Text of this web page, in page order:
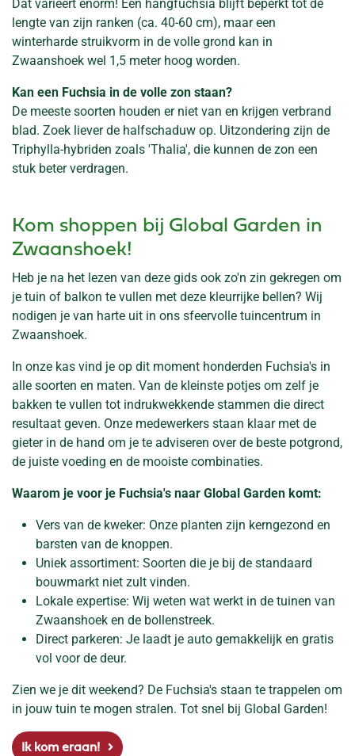
Dat varieert enorm! Een hangfuchsia blijft beperkt tot de
lengte van zijn ranken (ca. 40-60 cm), maar een
winterharde struikvorm in de volle grond kan in
Zwaanshoek wel 1,5 meter hoog worden.
Kan een Fuchsia in de volle zon staan?
De meeste soorten houden er niet van en krijgen verbrand
blad. Zoek liever de halfschaduw op. Uitzondering zijn de
Triphylla-hybriden zoals 'Thalia', die kunnen de zon een
stuk beter verdragen.
Kom shoppen bij Global Garden in
Zwaanshoek!
Heb je na het lezen van deze gids ook zo'n zin gekregen om
je tuin of balkon te vullen met deze kleurrijke bellen? Wij
nodigen je van harte uit in ons sfeervolle tuincentrum in
Zwaanshoek.
In onze kas vind je op dit moment honderden Fuchsia's in
alle soorten en maten. Van de kleinste potjes om zelf je
bakken te vullen tot indrukwekkende stammen die direct
resultaat geven. Onze medewerkers staan klaar met de
gieter in de hand om je te adviseren over de beste potgrond,
de juiste voeding en de mooiste combinaties.
Waarom je voor je Fuchsia's naar Global Garden komt:
Vers van de kweker: Onze planten zijn kerngezond en
barsten van de knoppen.
Uniek assortiment: Soorten die je bij de standaard
bouwmarkt niet zult vinden.
Lokale expertise: Wij weten wat werkt in de tuinen van
Zwaanshoek en de bollenstreek.
Direct parkeren: Je laadt je auto gemakkelijk en gratis
vol voor de deur.
Zien we je dit weekend? De Fuchsia's staan te trappelen om
in jouw tuin te mogen stralen. Tot snel bij Global Garden!
Ik kom eraan!